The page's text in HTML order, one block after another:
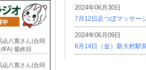
2024年06月30日
7月12日足つぼマッサー
2024年06月09日
6月14日（金）新大村駅
込八寛さん(合同
最終回
込八寛さん(合同